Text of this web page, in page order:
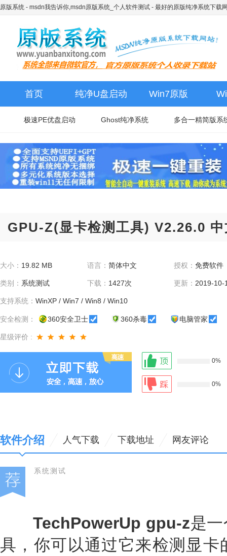
原版系统 - msdn我告诉你,msdn原版系统_个人软件测试 - 最好的原版纯净系统下载
首页 纯净U盘启动 Win7原版
极速PE优盘启动 Ghost纯净系统 多合一精简版系
GPU-Z(显卡检测工具) V2.26.0 中
大小： 19.82 MB 语言： 简体中文 授权：免费软件
类别： 系统测试 下载： 1427次 更新： 2019-10-
支持系统： WinXP / Win7 / Win8 / Win10
安全检测： 360安全卫士 360杀毒 电脑管家
星级评价 :
0%
0%
软件介绍 人气下载 下载地址 网友评论
系统测试
TechPowerUp gpu-z是
具，你可以通过它来检测显